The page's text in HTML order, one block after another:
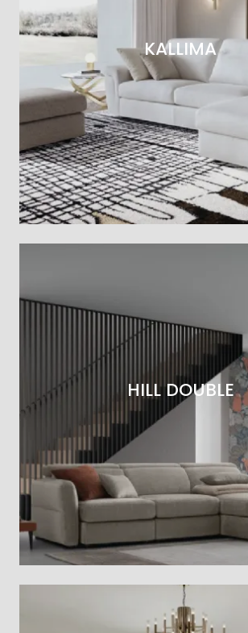
KALLIMA
HILL DOUBLE